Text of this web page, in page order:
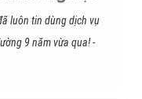
luôn tin dùng dịch vụ
9 năm vừa qua! -